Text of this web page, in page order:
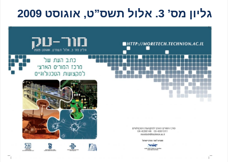
גליון מס’ 3. אלול תשס”ט, אוגוסט 2009